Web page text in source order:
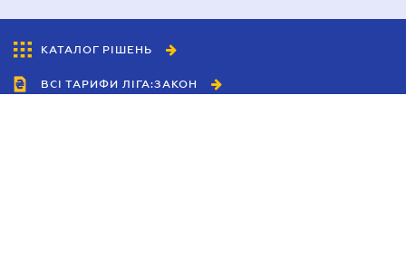
КАТАЛОГ РІШЕНЬ
ВСІ ТАРИФИ ЛІГА:ЗАКОН